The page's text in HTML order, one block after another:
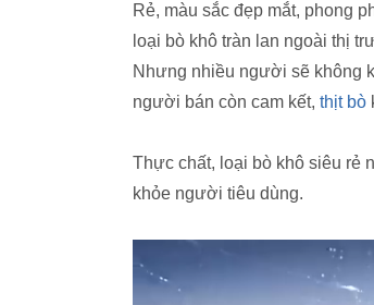
Rẻ, màu sắc đẹp mắt, phong
loại bò khô tràn lan ngoài thị
Nhưng nhiều người sẽ không
người bán còn cam kết, thịt bò
Thực chất, loại bò khô siêu rẻ
khỏe người tiêu dùng.